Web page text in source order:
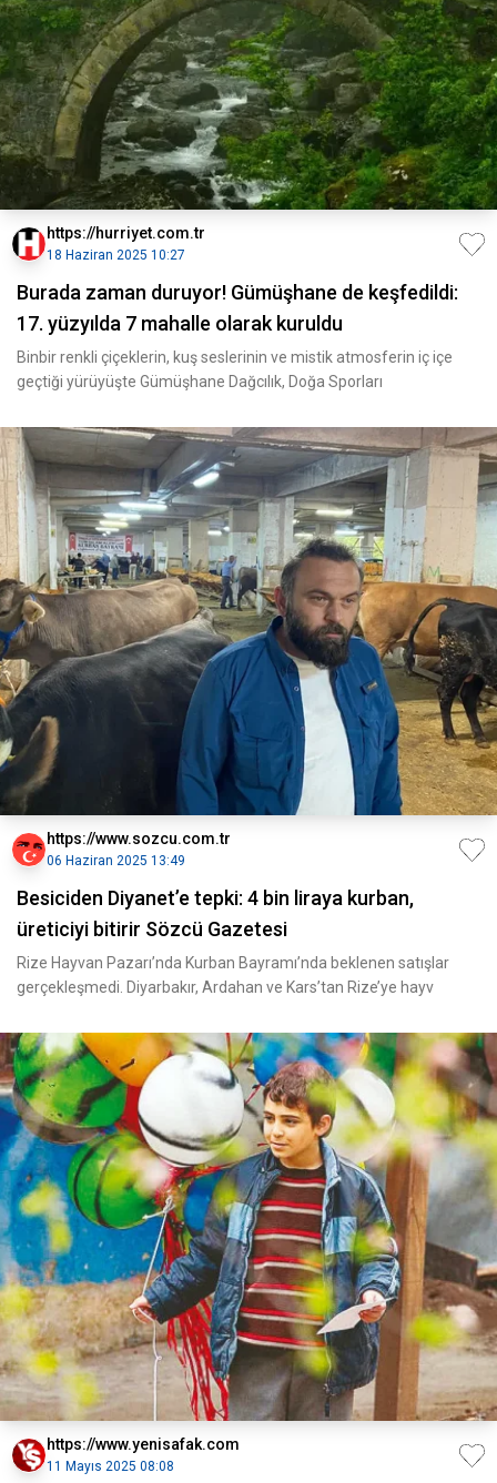
https://hurriyet.com.tr
18 Haziran 2025 10:27
Burada zaman duruyor! Gümüşhane de keşfedildi:
17. yüzyılda 7 mahalle olarak kuruldu
Binbir renkli çiçeklerin, kuş seslerinin ve mistik atmosferin iç içe
geçtiği yürüyüşte Gümüşhane Dağcılık, Doğa Sporları
https://www.sozcu.com.tr
06 Haziran 2025 13:49
Besiciden Diyanet’e tepki: 4 bin liraya kurban,
üreticiyi bitirir Sözcü Gazetesi
Rize Hayvan Pazarı’nda Kurban Bayramı’nda beklenen satışlar
gerçekleşmedi. Diyarbakır, Ardahan ve Kars’tan Rize’ye hayv
https://www.yenisafak.com
11 Mayıs 2025 08:08